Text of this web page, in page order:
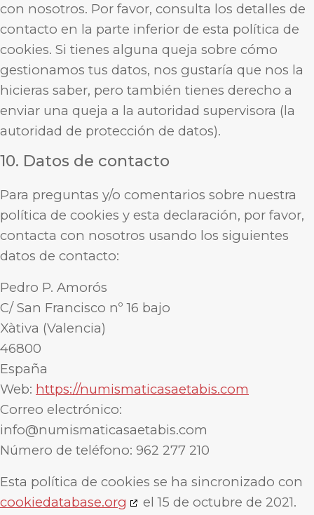
con nosotros. Por favor, consulta los detalles de
contacto en la parte inferior de esta política de
cookies. Si tienes alguna queja sobre cómo
gestionamos tus datos, nos gustaría que nos la
hicieras saber, pero también tienes derecho a
enviar una queja a la autoridad supervisora (la
autoridad de protección de datos).
10. Datos de contacto
Para preguntas y/o comentarios sobre nuestra
política de cookies y esta declaración, por favor,
contacta con nosotros usando los siguientes
datos de contacto:
Pedro P. Amorós
C/ San Francisco nº 16 bajo
Xàtiva (Valencia)
46800
España
Web: https://numismaticasaetabis.com
Correo electrónico:
info@numismaticasaetabis.com
Número de teléfono: 962 277 210
Esta política de cookies se ha sincronizado con
cookiedatabase.org
el 15 de octubre de 2021.